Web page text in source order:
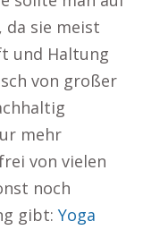
da sie meist
und Haltung
von großer
mehr
von vielen
noch
gibt: Yoga